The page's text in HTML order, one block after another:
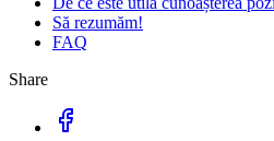
Să rezumăm!
FAQ
Share